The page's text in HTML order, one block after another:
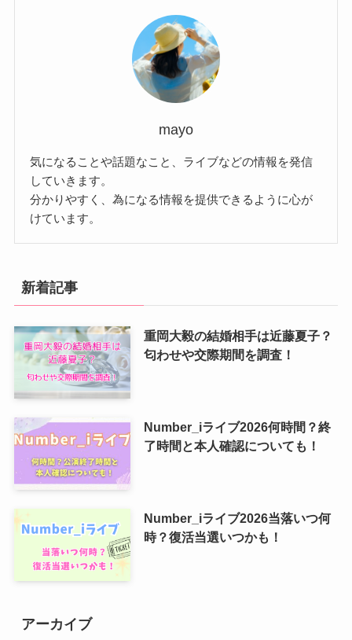
mayo
気になることや話題なこと、ライブなどの情報を発信
していきます。
分かりやすく、為になる情報を提供できるように心が
けています。
新着記事
重岡大毅の結婚相手は近藤夏子？
匂わせや交際期間を調査！
Number_iライブ2026何時間？終
了時間と本人確認についても！
Number_iライブ2026当落いつ何
時？復活当選いつかも！
アーカイブ